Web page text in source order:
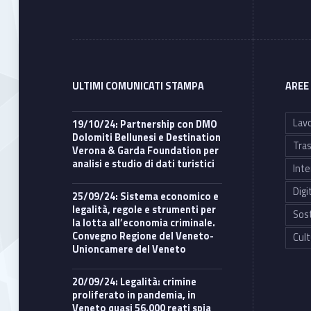
ULTIMI COMUNICATI STAMPA
19/10/24: Partnership con DMO
Dolomiti Bellunesi e Destination
Verona & Garda Foundation per
analisi e studio di dati turistici
25/09/24: Sistema economico e
legalità, regole e strumenti per
la lotta all’economia criminale.
Convegno Regione del Veneto-
Unioncamere del Veneto
20/09/24: Legalità: crimine
proliferato in pandemia, in
Veneto quasi 56.000 reati spia